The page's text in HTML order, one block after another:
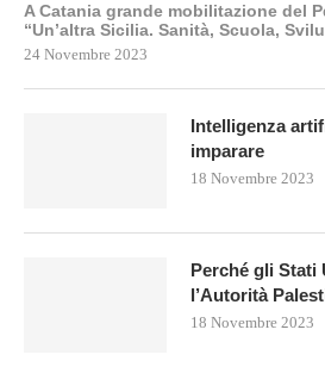
A Catania grande mobilitazione del
“Un’altra Sicilia. Sanità, Scuola,
24 Novembre 2023
Intelligenza
imparare
18 Novembre 2023
Perché gli Stati
l’Autorità
18 Novembre 2023